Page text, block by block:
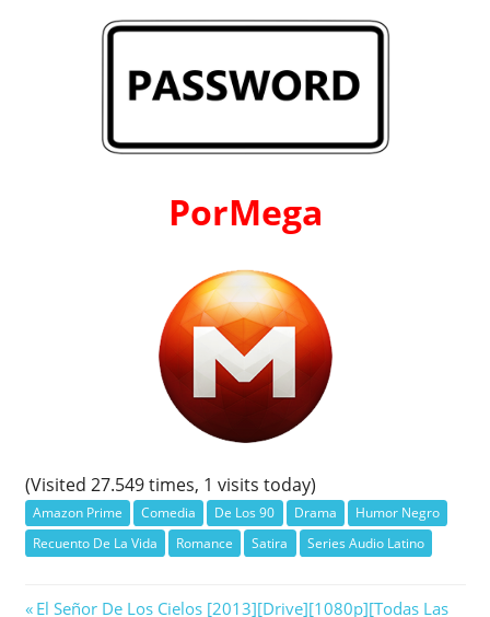
PorMega
(Visited 27.549 times, 1 visits today)
Amazon Prime Comedia De Los 90 Drama
Humor Negro
Recuento De La Vida
Romance Satira Series Audio Latino
Previous
El Señor De Los Cielos [2013][Drive][1080p][Todas Las